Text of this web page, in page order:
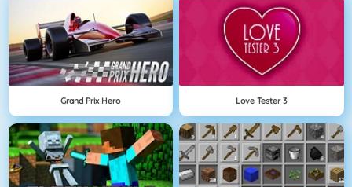
Grand Prix Hero Love Tester 3